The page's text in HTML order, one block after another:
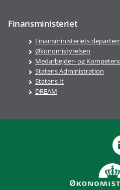
Finansministeriet
Finansministeriets
Økonomistyrelsen
Medarbejder- og
Statens Administration
Statens It
DREAM